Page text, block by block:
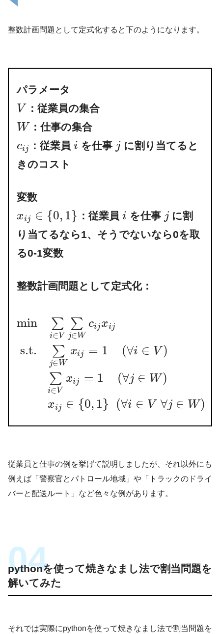
整数計画問題として定式化すると下のようになります。
パラメータ
V ：従業員の集合
W ：仕事の集合
cij ：従業員i を仕事 j に割り当てると
きのコスト
変数
xij ∈ {0, 1} ：従業員 i を仕事 j に割
り当てるなら1、そうでないなら0を取
る0-1変数
整数計画問題として定式化：
min ∑
i∈V
∑
j∈W
cijxij
s.t. ∑
j∈W
xij = 1 (∀i ∈ V)
∑
i∈V
xij = 1 (∀j ∈ W)
xij ∈ {0, 1} (∀i ∈ V ∀j ∈ W)
従業員と仕事の例を挙げて説明しましたが、それ以外にも
例えば「警察官とパトロール地域」や「トラックのドライ
バーと配送ルート」など色々な例があります。
pythonを使って焼きなまし法で割当問題を
解いてみた
それでは実際にpythonを使って焼きなまし法で割当問題を